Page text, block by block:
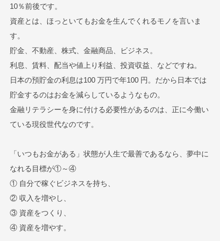
10％前後です。
資産とは、ほっといてもお金を生んでくれるモノを言いま
す。
貯金、不動産、株式、金融商品、ビジネス。
利息、賃料、配当や値上り利益、投資収益、などですね。
日本の預貯金の利息は100 万円で年100 円。だから日本では
貯金するのはお金を減らしているようなもの。
金融リテラシーを身に付ける必要性があるのは、正に今働い
ている現役世代なのです。
「いつもお金がある」状態が人生で最善であるなら、夢中に
なれる目標が①～④
① 自分で稼ぐビジネスを持ち、
② 収入を増やし、
③ 資産をつくり、
④ 資産を増やす。